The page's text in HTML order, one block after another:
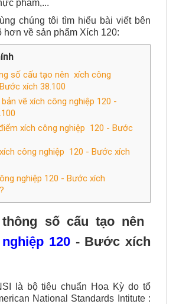
phẩm,...
chúng tôi tìm hiểu bài viết bên
về sản phẩm Xích 120:
số cấu tạo nên xích công
xích 38.100
vẽ xích công nghiệp 120 -
xích công nghiệp 120 - Bước
công nghiệp 120 - Bước xích
nghiệp 120 - Bước xích
số cấu tạo nên
120 - Bước xích
là bộ tiêu chuẩn Hoa Kỳ do tổ
National Standards Intitute :